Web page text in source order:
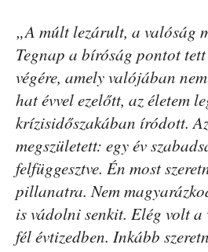
„A múlt lezárult, a valóság
Tegnap a bíróság pontot
végére, amely valójában
hat évvel ezelőtt, az életem
krízisidőszakában íródott.
megszületett: egy év
felfüggesztve. Én most
pillanatra. Nem
is vádolni senkit. Elég volt
fél évtizedben. Inkább